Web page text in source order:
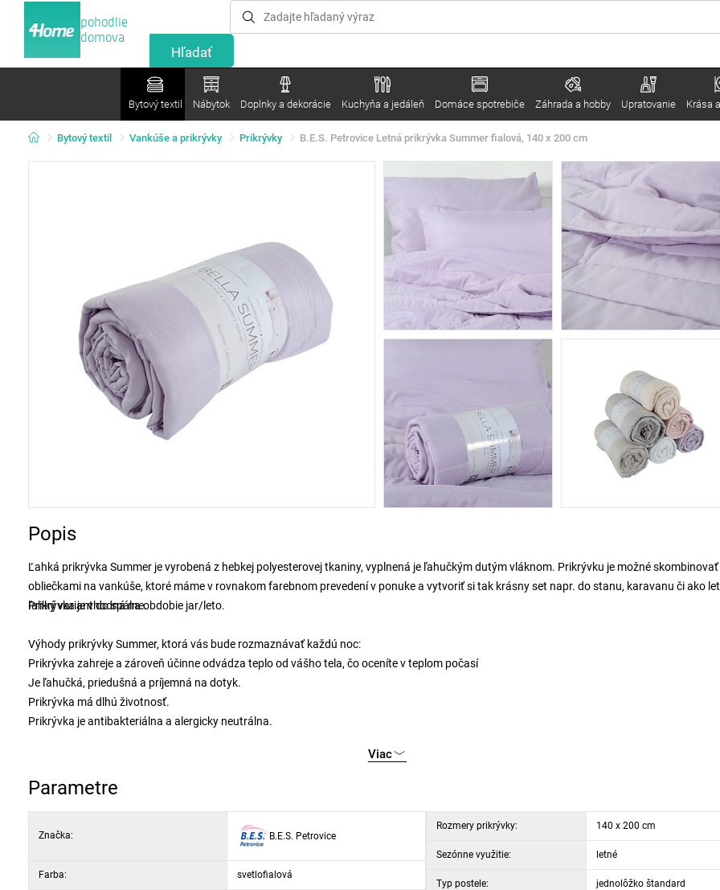
pohodlie
domova
Bytový textil Nábytok Doplnky a dekorácie Kuchyňa a jedáleň Domáce spotrebiče Záhrada a hobby Upratovanie Krása
Bytový textil Vankúše a prikrývky Prikrývky B.E.S. Petrovice Letná prikrývka Summer fialová, 140 x 200 cm
Popis
Ľahká prikrývka Summer je vyrobená z hebkej polyesterovej tkaniny, vyplnená je ľahučkým dutým vláknom. Prikrývku je možné skombinovať
obliečkami na vankúše, ktoré máme v rovnakom farebnom prevedení v ponuke a vytvoriť si tak krásny set napr. do stanu, karavanu či ako
ľahký variant do spálne.
Prikrývka je vhodná na obdobie jar/leto.
Výhody prikrývky Summer, ktorá vás bude rozmaznávať každú noc:
Prikrývka zahreje a zároveň účinne odvádza teplo od vášho tela, čo oceníte v teplom počasí
Je ľahučká, priedušná a príjemná na dotyk.
Prikrývka má dlhú životnosť.
Prikrývka je antibakteriálna a alergicky neutrálna.
Viac
Parametre
Značka: B.E.S. Petrovice
Farba: svetlofialová
Rozmery prikrývky: 140 x 200 cm
Sezónne využitie: letné
Typ postele: jednolôžko štandard